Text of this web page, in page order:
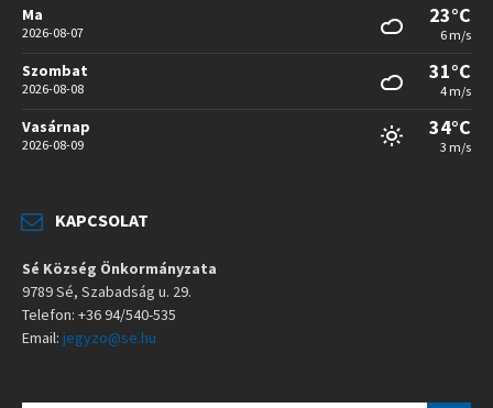
Ma
2026-08-07
23°C
6 m/s
Szombat
2026-08-08
31°C
4 m/s
Vasárnap
2026-08-09
34°C
3 m/s
KAPCSOLAT
Sé Község Önkormányzata
9789 Sé, Szabadság u. 29.
Telefon: +36 94/540-535
Email: jegyzo@se.hu